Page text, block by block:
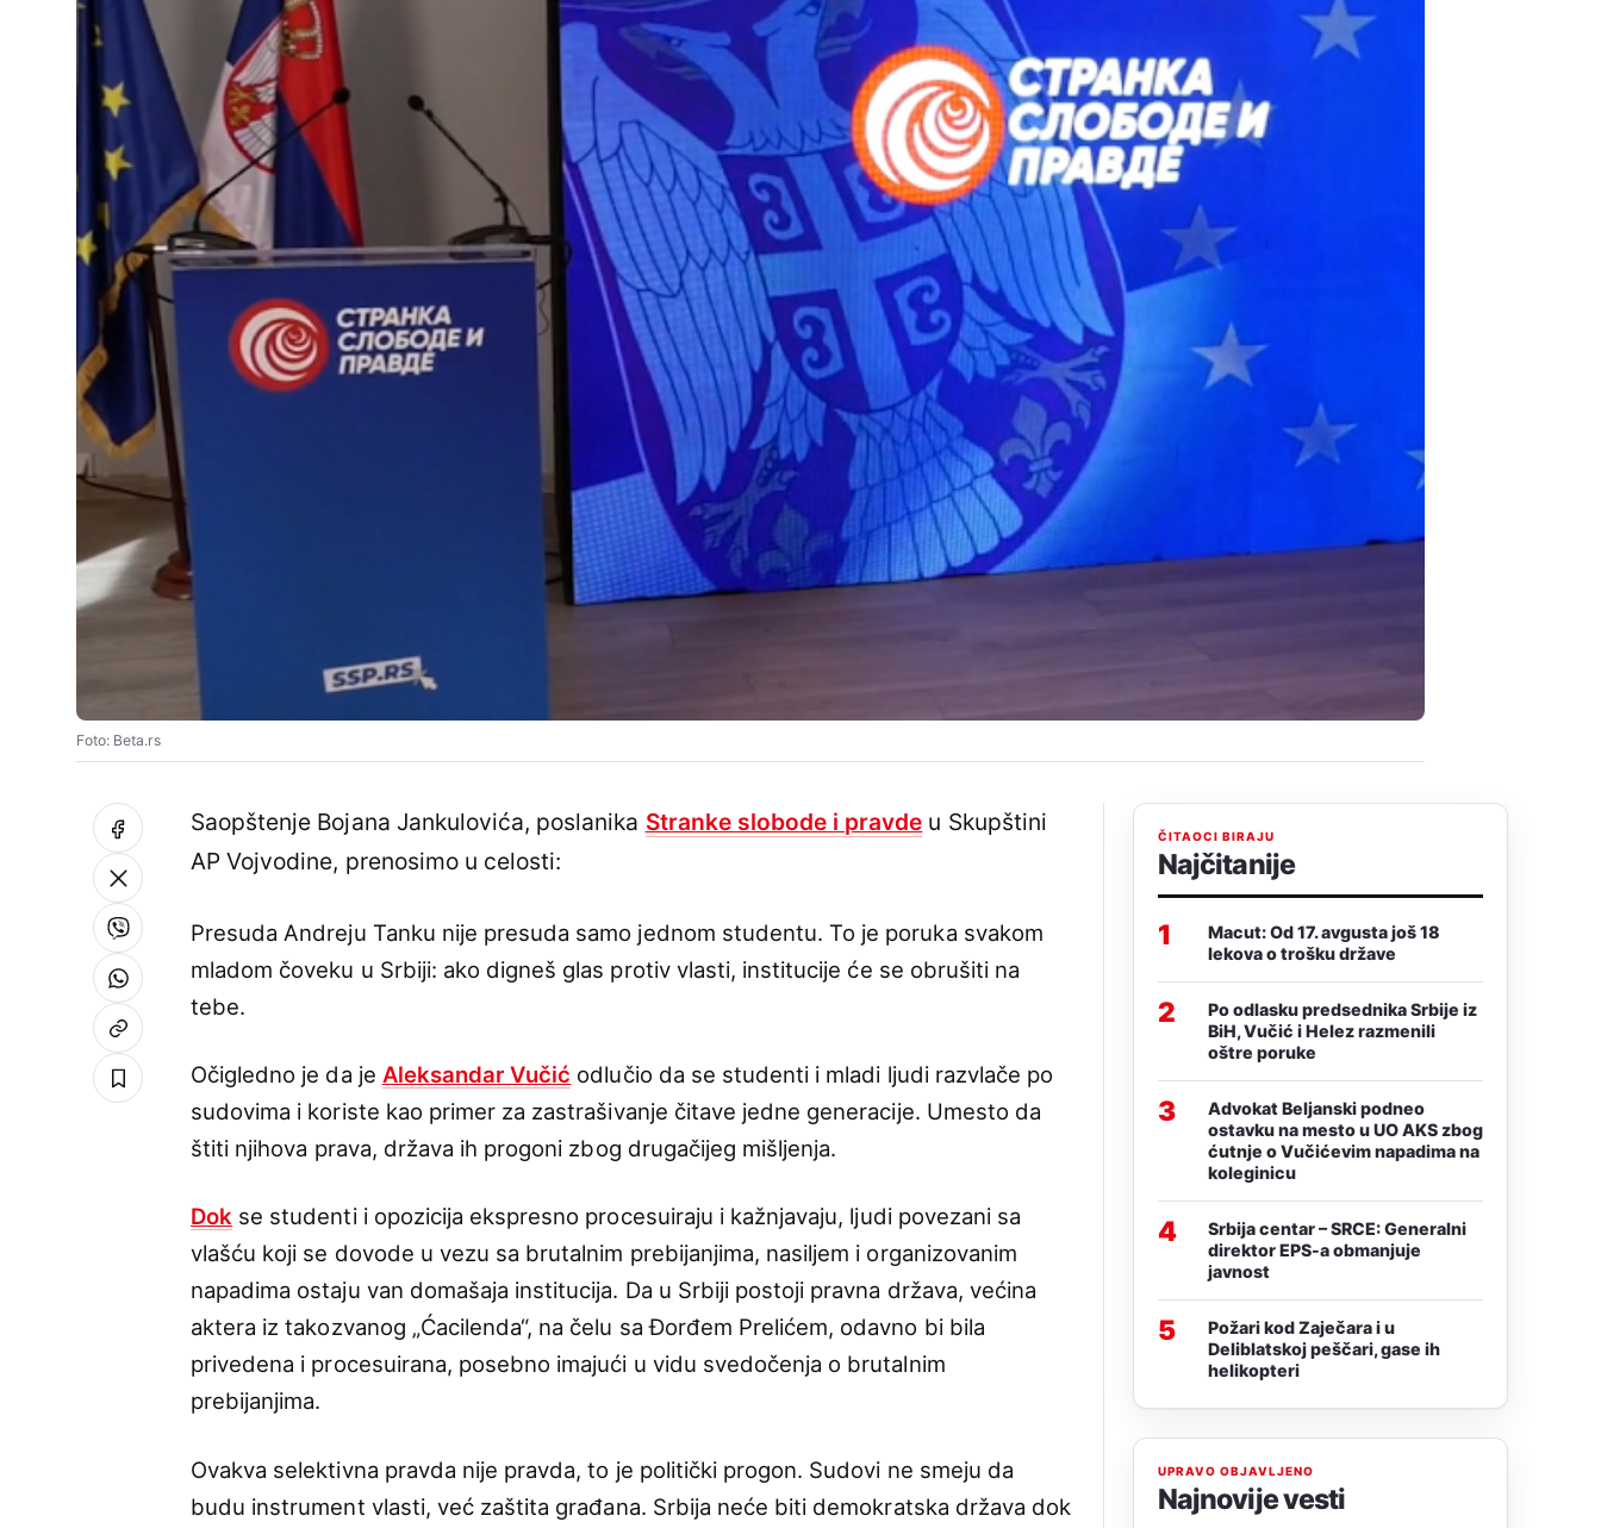
Foto: Beta.rs
Saopštenje Bojana Jankulovića, poslanika Stranke slobode i pravde u Skupštini
AP Vojvodine, prenosimo u celosti:
Presuda Andreju Tanku nije presuda samo jednom studentu. To je poruka svakom
mladom čoveku u Srbiji: ako digneš glas protiv vlasti, institucije će se obrušiti na
tebe.
Očigledno je da je Aleksandar Vučić odlučio da se studenti i mladi ljudi razvlače po
sudovima i koriste kao primer za zastrašivanje čitave jedne generacije. Umesto da
štiti njihova prava, država ih progoni zbog drugačijeg mišljenja.
Dok se studenti i opozicija ekspresno procesuiraju i kažnjavaju, ljudi povezani sa
vlašću koji se dovode u vezu sa brutalnim prebijanjima, nasiljem i organizovanim
napadima ostaju van domašaja institucija. Da u Srbiji postoji pravna država, većina
aktera iz takozvanog „Ćacilenda“, na čelu sa Đorđem Prelićem, odavno bi bila
privedena i procesuirana, posebno imajući u vidu svedočenja o brutalnim
prebijanjima.
Ovakva selektivna pravda nije pravda, to je politički progon. Sudovi ne smeju da
budu instrument vlasti, već zaštita građana. Srbija neće biti demokratska država dok
ČITAOCI BIRAJU
Najčitanije
1
Macut: Od 17. avgusta još 18
lekova o trošku države
2
Po odlasku predsednika Srbije iz
BiH, Vučić i Helez razmenili
oštre poruke
3
Advokat Beljanski podneo
ostavku na mesto u UO AKS zbog
ćutnje o Vučićevim napadima na
koleginicu
4
Srbija centar – SRCE: Generalni
direktor EPS-a obmanjuje
javnost
5
Požari kod Zaječara i u
Deliblatskoj peščari, gase ih
helikopteri
UPRAVO OBJAVLJENO
Najnovije vesti